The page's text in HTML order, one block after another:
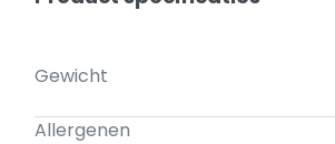
Gewicht
Allergenen